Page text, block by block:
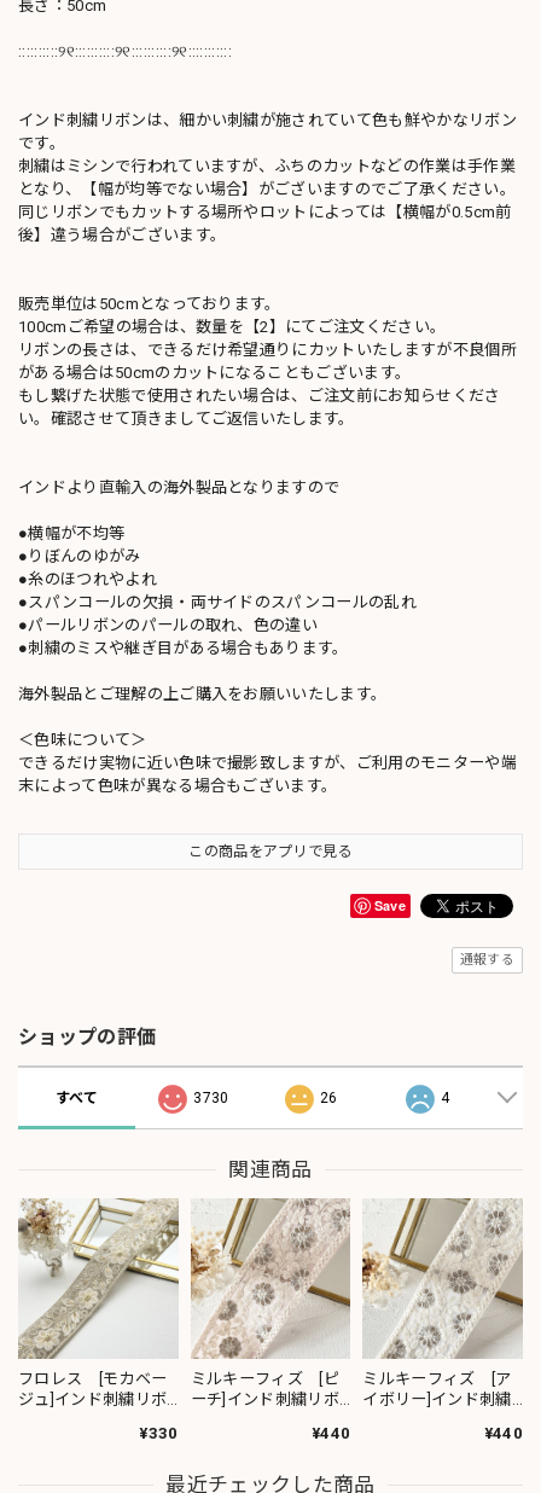
長さ：50cm
::::::::::୨୧::::::::::୨୧::::::::::୨୧:::::::::::
インド刺繍リボンは、細かい刺繍が施されていて色も鮮やかなリボン
です。
刺繍はミシンで行われていますが、ふちのカットなどの作業は手作業
となり、【幅が均等でない場合】がございますのでご了承ください。
同じリボンでもカットする場所やロットによっては【横幅が0.5cm前
後】違う場合がございます。
販売単位は50cmとなっております。
100cmご希望の場合は、数量を【2】にてご注文ください。
リボンの長さは、できるだけ希望通りにカットいたしますが不良個所
がある場合は50cmのカットになることもございます。
もし繋げた状態で使用されたい場合は、ご注文前にお知らせくださ
い。確認させて頂きましてご返信いたします。
インドより直輸入の海外製品となりますので
●横幅が不均等
●りぼんのゆがみ
●糸のほつれやよれ
●スパンコールの欠損・両サイドのスパンコールの乱れ
●パールリボンのパールの取れ、色の違い
●刺繍のミスや継ぎ目がある場合もあります。
海外製品とご理解の上ご購入をお願いいたします。
＜色味について＞
できるだけ実物に近い色味で撮影致しますが、ご利用のモニターや端
末によって色味が異なる場合もございます。
この商品をアプリで見る
Save
通報する
ショップの評価
すべて 3730 26 4
関連商品
フロレス [モカベー
ジュ]インド刺繍リボ
¥330
ミルキーフィズ [ピ
ーチ]インド刺繍リボ
¥440
ミルキーフィズ [ア
イボリー]インド刺繍
¥440
最近チェックした商品